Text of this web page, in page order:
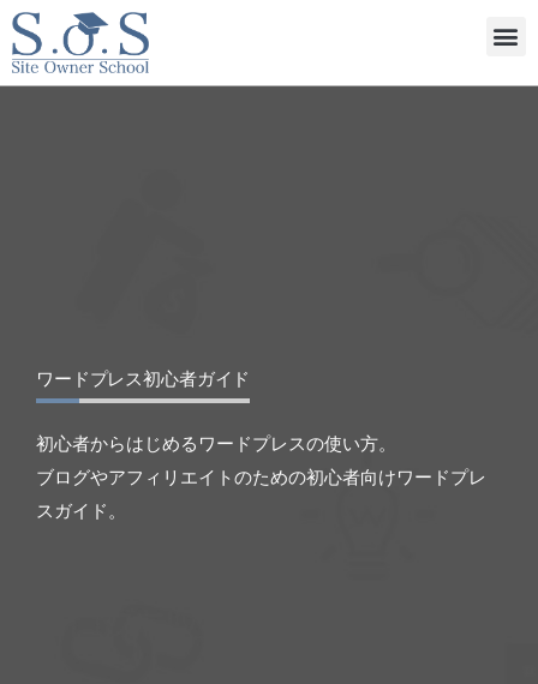
内
容
を
メ
ワードプレス初心者ガイド
初心者からはじめるワードプレスの使い方。
ブログやアフィリエイトのための初心者向けワードプレ
スガイド。